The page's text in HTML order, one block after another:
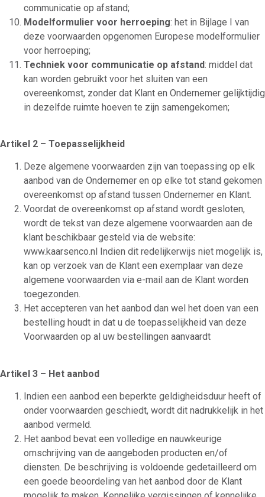
communicatie op afstand;
Modelformulier voor herroeping: het in Bijlage I van
deze voorwaarden opgenomen Europese modelformulier
voor herroeping;
Techniek voor communicatie op afstand: middel dat
kan worden gebruikt voor het sluiten van een
overeenkomst, zonder dat Klant en Ondernemer gelijktijdig
in dezelfde ruimte hoeven te zijn samengekomen;
Artikel 2 – Toepasselijkheid
Deze algemene voorwaarden zijn van toepassing op elk
aanbod van de Ondernemer en op elke tot stand gekomen
overeenkomst op afstand tussen Ondernemer en Klant.
Voordat de overeenkomst op afstand wordt gesloten,
wordt de tekst van deze algemene voorwaarden aan de
klant beschikbaar gesteld via de website:
www.kaarsenco.nl Indien dit redelijkerwijs niet mogelijk is,
kan op verzoek van de Klant een exemplaar van deze
algemene voorwaarden via e-mail aan de Klant worden
toegezonden.
Het accepteren van het aanbod dan wel het doen van een
bestelling houdt in dat u de toepasselijkheid van deze
Voorwaarden op al uw bestellingen aanvaardt
Artikel 3 – Het aanbod
Indien een aanbod een beperkte geldigheidsduur heeft of
onder voorwaarden geschiedt, wordt dit nadrukkelijk in het
aanbod vermeld.
Het aanbod bevat een volledige en nauwkeurige
omschrijving van de aangeboden producten en/of
diensten. De beschrijving is voldoende gedetailleerd om
een goede beoordeling van het aanbod door de Klant